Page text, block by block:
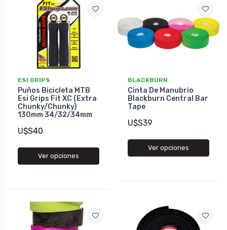
ESI GRIPS
Puños Bicicleta MTB
Esi Grips Fit XC (Extra
Chunky/Chunky)
130mm 34/32/34mm
U$S40
Ver opciones
BLACKBURN
Cinta De Manubrio
Blackburn Central Bar
Tape
U$S39
Ver opciones